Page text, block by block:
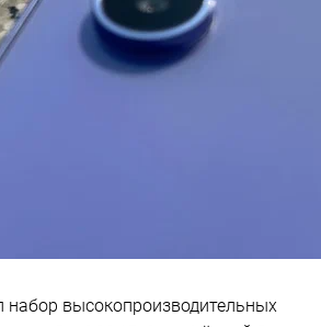
набор высокопроизводительных